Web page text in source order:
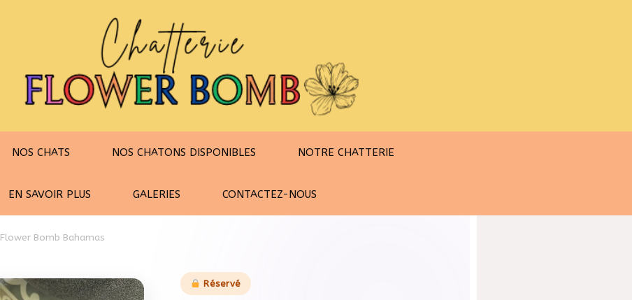
NOS CHATS NOS CHATONS DISPONIBLES NOTRE CHATTERIE
EN SAVOIR PLUS GALERIES CONTACTEZ-NOUS
Flower Bomb Bahamas
Réservé